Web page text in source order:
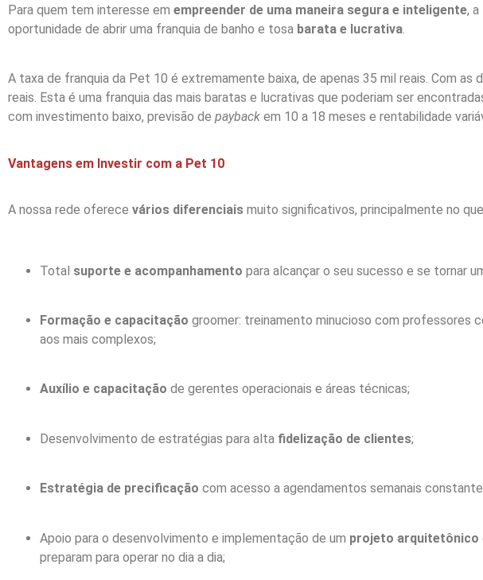
Para quem tem interesse em empreender de uma maneira segura e inteligente,
oportunidade de abrir uma franquia de banho e tosa barata e lucrativa
A taxa de franquia da Pet 10 é extremamente baixa, de apenas 35 mil reais. Com
reais. Esta é uma franquia das mais baratas e lucrativas que poderiam ser
com investimento baixo, previsão de payback em 10 a 18 meses e rentabilidade
Vantagens em Investir com a Pet 10
A nossa rede oferece vários diferenciais muito significativos, principalmente no
Total suporte e acompanhamento para alcançar o seu sucesso e se tornar
Formação e capacitação groomer: treinamento minucioso com professores
aos mais complexos;
Auxílio e capacitação de gerentes operacionais e áreas técnicas;
Desenvolvimento de estratégias para alta fidelização de clientes;
Estratégia de precificação com acesso a agendamentos semanais
Apoio para o desenvolvimento e implementação de um projeto arquitetônico
preparam para operar no dia a dia;